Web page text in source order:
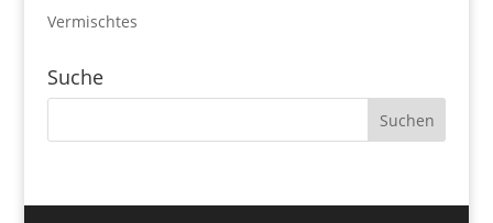
Vermischtes
Suche